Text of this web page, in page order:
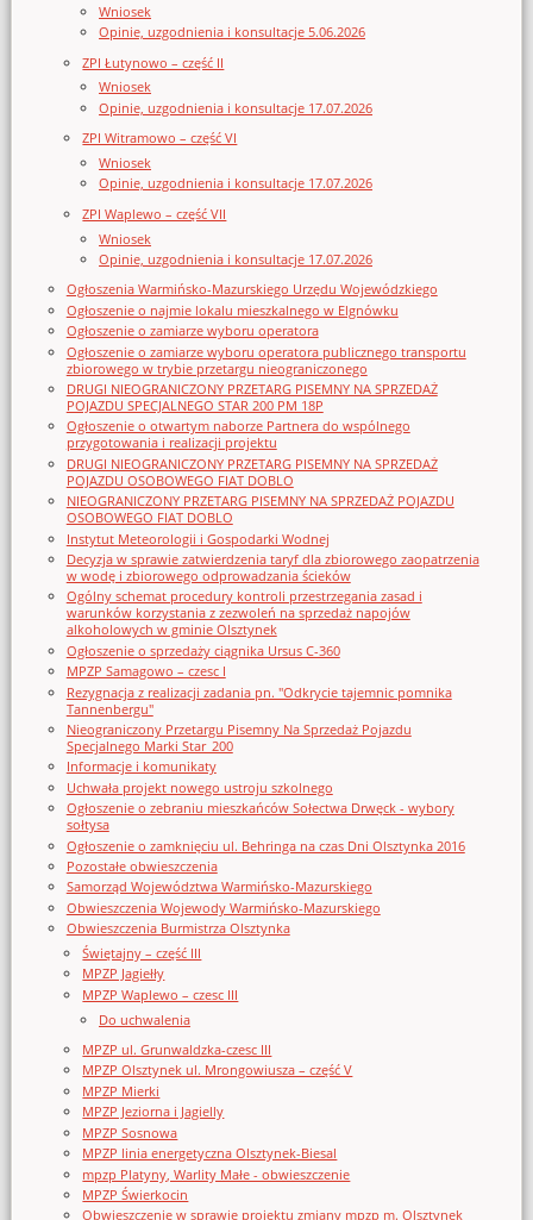
Wniosek
Opinie, uzgodnienia i konsultacje 5.06.2026
ZPI Łutynowo – część II
Wniosek
Opinie, uzgodnienia i konsultacje 17.07.2026
ZPI Witramowo – część VI
Wniosek
Opinie, uzgodnienia i konsultacje 17.07.2026
ZPI Waplewo – część VII
Wniosek
Opinie, uzgodnienia i konsultacje 17.07.2026
Ogłoszenia Warmińsko-Mazurskiego Urzędu Wojewódzkiego
Ogłoszenie o najmie lokalu mieszkalnego w Elgnówku
Ogłoszenie o zamiarze wyboru operatora
Ogłoszenie o zamiarze wyboru operatora publicznego transportu
zbiorowego w trybie przetargu nieograniczonego
DRUGI NIEOGRANICZONY PRZETARG PISEMNY NA SPRZEDAŻ
POJAZDU SPECJALNEGO STAR 200 PM 18P
Ogłoszenie o otwartym naborze Partnera do wspólnego
przygotowania i realizacji projektu
DRUGI NIEOGRANICZONY PRZETARG PISEMNY NA SPRZEDAŻ
POJAZDU OSOBOWEGO FIAT DOBLO
NIEOGRANICZONY PRZETARG PISEMNY NA SPRZEDAŻ POJAZDU
OSOBOWEGO FIAT DOBLO
Instytut Meteorologii i Gospodarki Wodnej
Decyzja w sprawie zatwierdzenia taryf dla zbiorowego zaopatrzenia
w wodę i zbiorowego odprowadzania ścieków
Ogólny schemat procedury kontroli przestrzegania zasad i
warunków korzystania z zezwoleń na sprzedaż napojów
alkoholowych w gminie Olsztynek
Ogłoszenie o sprzedaży ciągnika Ursus C-360
MPZP Samagowo – czesc I
Rezygnacja z realizacji zadania pn. "Odkrycie tajemnic pomnika
Tannenbergu"
Nieograniczony Przetargu Pisemny Na Sprzedaż Pojazdu
Specjalnego Marki Star_200
Informacje i komunikaty
Uchwała projekt nowego ustroju szkolnego
Ogłoszenie o zebraniu mieszkańców Sołectwa Drwęck - wybory
sołtysa
Ogłoszenie o zamknięciu ul. Behringa na czas Dni Olsztynka 2016
Pozostałe obwieszczenia
Samorząd Województwa Warmińsko-Mazurskiego
Obwieszczenia Wojewody Warmińsko-Mazurskiego
Obwieszczenia Burmistrza Olsztynka
Świętajny – część III
MPZP Jagiełły
MPZP Waplewo – czesc III
Do uchwalenia
MPZP ul. Grunwaldzka-czesc III
MPZP Olsztynek ul. Mrongowiusza – część V
MPZP Mierki
MPZP Jeziorna i Jagielly
MPZP Sosnowa
MPZP linia energetyczna Olsztynek-Biesal
mpzp Platyny, Warlity Małe - obwieszczenie
MPZP Świerkocin
Obwieszczenie w sprawie projektu zmiany mpzp m. Olsztynek